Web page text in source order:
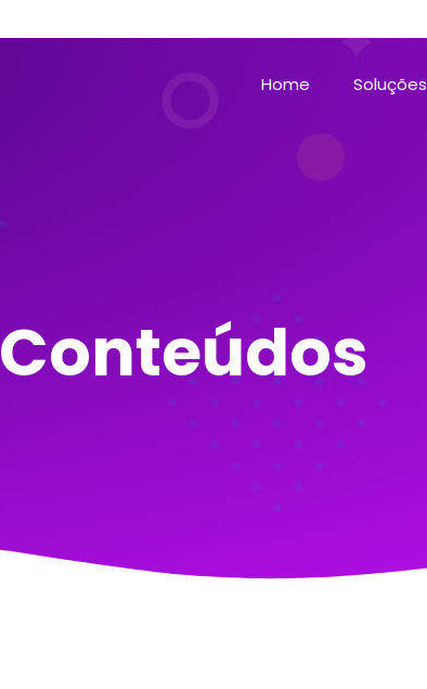
Home Soluções
Conteúdos